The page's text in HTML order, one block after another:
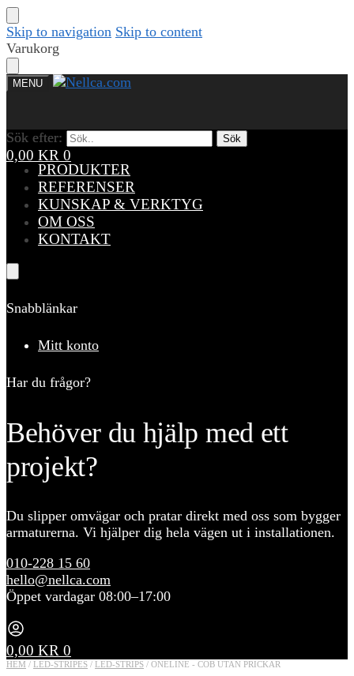
Skip to navigation Skip to content
Varukorg
MENU
Sök efter: Sök
0,00 KR 0
Sök efter: Sök
PRODUKTER
REFERENSER
KUNSKAP & VERKTYG
OM OSS
KONTAKT
Snabblänkar
Mitt konto
Har du frågor?
Behöver du hjälp med ett
projekt?
Du slipper omvägar och pratar direkt med oss som bygger
armaturerna. Vi hjälper dig hela vägen ut i installationen.
010-228 15 60
hello@nellca.com
Öppet vardagar 08:00–17:00
0,00 KR 0
HEM / LED-STRIPES / LED-STRIPS / ONELINE - COB UTAN PRICKAR